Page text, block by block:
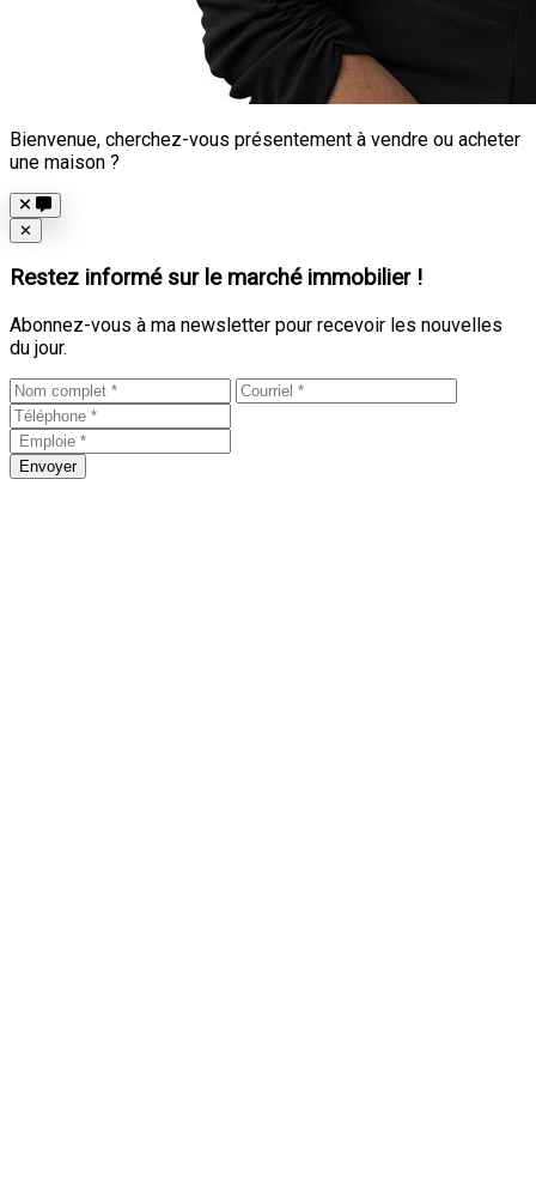
Bienvenue, cherchez-vous présentement à vendre ou acheter
une maison ?
Close
✕
Restez informé sur le marché immobilier !
Abonnez-vous à ma newsletter pour recevoir les nouvelles
du jour.
Envoyer